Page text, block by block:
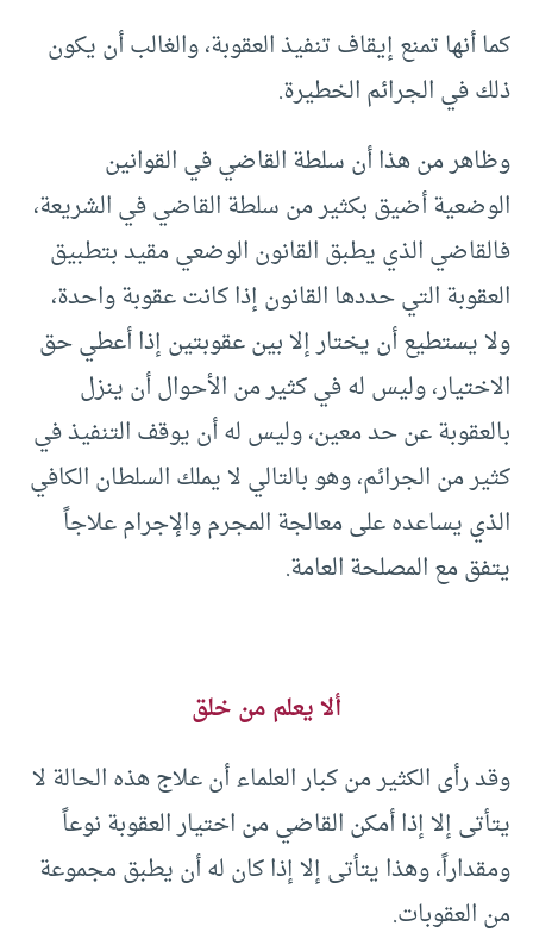
كما أنها تمنع إيقاف تنفيذ العقوبة، والغالب أن يكون
ذلك في الجرائم الخطيرة.
وظاهر من هذا أن سلطة القاضي في القوانين
الوضعية أضيق بكثير من سلطة القاضي في الشريعة،
فالقاضي الذي يطبق القانون الوضعي مقيد بتطبيق
العقوبة التي حددها القانون إذا كانت عقوبة واحدة،
ولا يستطيع أن يختار إلا بين عقوبتين إذا أعطي حق
الاختيار، وليس له في كثير من الأحوال أن ينزل
بالعقوبة عن حد معين، وليس له أن يوقف التنفيذ في
كثير من الجرائم، وهو بالتالي لا يملك السلطان الكافي
الذي يساعده على معالجة المجرم والإجرام علاجاً
يتفق مع المصلحة العامة.
ألا يعلم من خلق
وقد رأى الكثير من كبار العلماء أن علاج هذه الحالة لا
يتأتى إلا إذا أمكن القاضي من اختيار العقوبة نوعاً
ومقداراً، وهذا يتأتى إلا إذا كان له أن يطبق مجموعة
من العقوبات.